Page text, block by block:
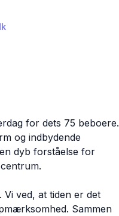
for dets 75 beboere.
og indbydende
dyb forståelse for
ved, at tiden er det
Sammen